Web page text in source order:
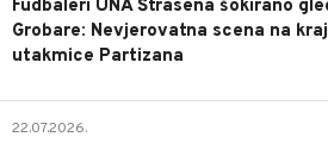
Fudbaleri UNA Štrasena šokirano
Grobare: Nevjerovatna scena na
utakmice Partizana
22.07.2026.